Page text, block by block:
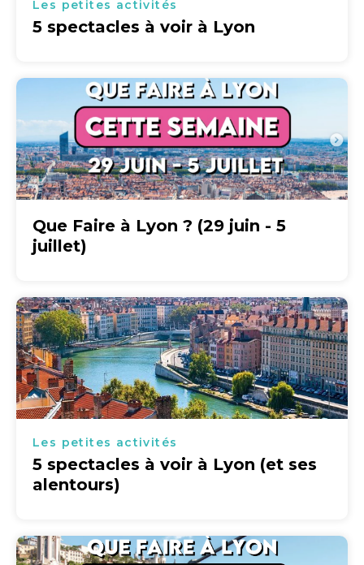
Les petites activités
5 spectacles à voir à Lyon
Que Faire à Lyon ? (29 juin - 5
juillet)
Les petites activités
5 spectacles à voir à Lyon (et ses
alentours)